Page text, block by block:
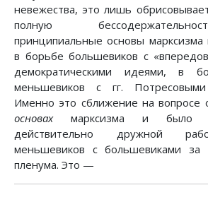
невежества, это лишь
полную
принципиальные основы марксизма
в борьбе большевиков с
демократическими идеями, в
меньшевиков с гг.
Именно это сближение на вопросе
основахмарксизма и было
действительно дружной
меньшевиков с большевиками за
пленума. Это —